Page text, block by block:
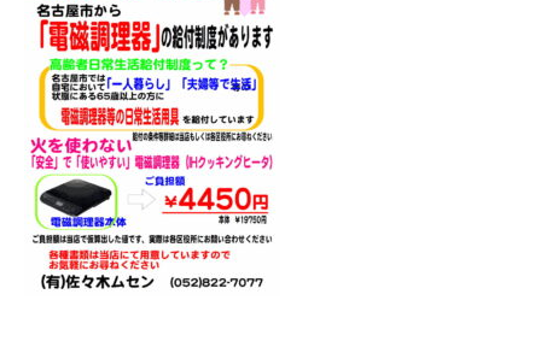
ン